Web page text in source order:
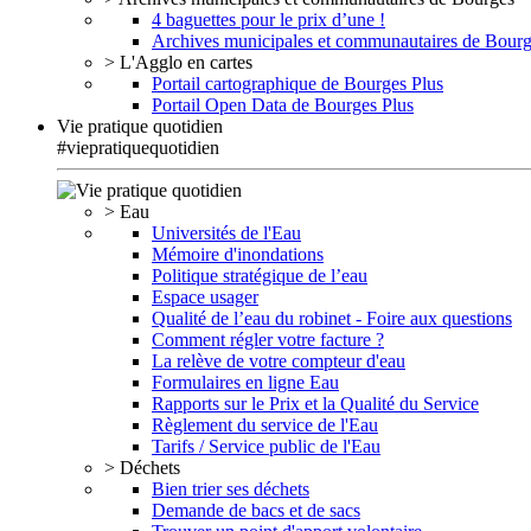
4 baguettes pour le prix d’une !
Archives municipales et communautaires de
> L'Agglo en cartes
Portail cartographique de Bourges Plus
Portail Open Data de Bourges Plus
Vie pratique quotidien
#viepratiquequotidien
> Eau
Universités de l'Eau
Mémoire d'inondations
Politique stratégique de l’eau
Espace usager
Qualité de l’eau du robinet - Foire aux questions
Comment régler votre facture ?
La relève de votre compteur d'eau
Formulaires en ligne Eau
Rapports sur le Prix et la Qualité du Service
Règlement du service de l'Eau
Tarifs / Service public de l'Eau
> Déchets
Bien trier ses déchets
Demande de bacs et de sacs